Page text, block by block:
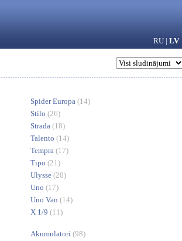
RU | LV
Spider Europa (14)
Stilo (26)
Strada (18)
Talento (14)
Tempra (17)
Tipo (21)
Ulysse (20)
Uno (17)
Uno Van (14)
X 1/9 (11)
Akumulatori (98)